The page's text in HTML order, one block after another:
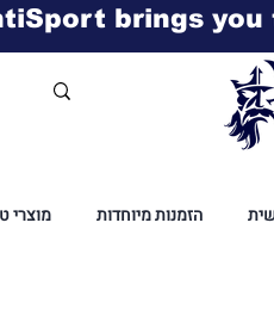
brings
הזמנות מיוחדות מוצרי